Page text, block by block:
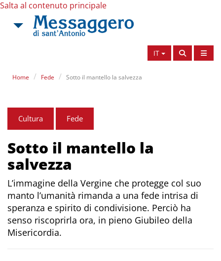
Salta al contenuto principale
IT
Home Fede Sotto il mantello la salvezza
Cultura Fede
Sotto il mantello la
salvezza
L’immagine della Vergine che protegge col suo
manto l’umanità rimanda a una fede intrisa di
speranza e spirito di condivisione. Perciò ha
senso riscoprirla ora, in pieno Giubileo della
Misericordia.